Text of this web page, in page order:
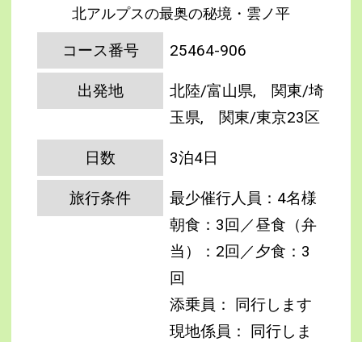
北アルプスの最奥の秘境・雲ノ平
コース番号 25464-906
出発地
北陸/富山県, 関東/埼
玉県, 関東/東京23区
日数 3泊4日
旅行条件
最少催行人員：4名様
朝食：3回／昼食（弁
当）：2回／夕食：3
回
添乗員： 同行します
現地係員： 同行しま